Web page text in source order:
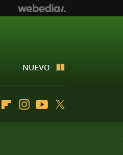
NUEVO
FlipboardInstagramYoutube